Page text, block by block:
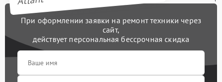
При оформлении заявки на ремонт техники через
сайт,
действует персональная бессрочная скидка